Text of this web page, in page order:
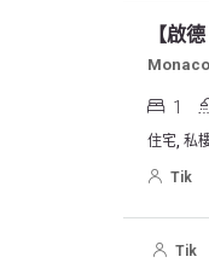
Monaco
1
住宅, 私
Tik
Tik